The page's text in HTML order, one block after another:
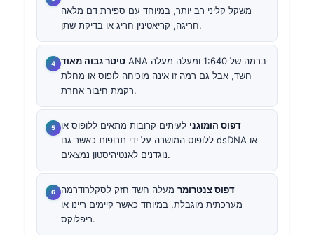
משקל קליני רב יותר, במיוחד עם ספירת דם מלאה
חריגה, קריאטינין חריג או בדיקת שתן.
טיטר גבוה מאוד ANA ברמה של 1:640 ומעלה מעלה
חשד, אבל גם רמה זו אינה מוכיחה לופוס או מחלת
רקמת חיבור אחרת.
דפוס הומוגני לעיתים קרובות מתאים ללופוס או
ללופוס המושרה על ידי תרופות כאשר גם dsDNA או
נוגדנים לאנטיהיסטון נמצאים.
דפוס צנטרומר מעלה חשד חזק לסקלרודרמה
מערכתית מוגבלת, במיוחד כאשר קיימים ריינו או
ריפלוקס.